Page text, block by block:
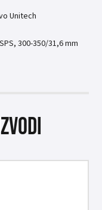
Unitech
300-350/31,6 mm